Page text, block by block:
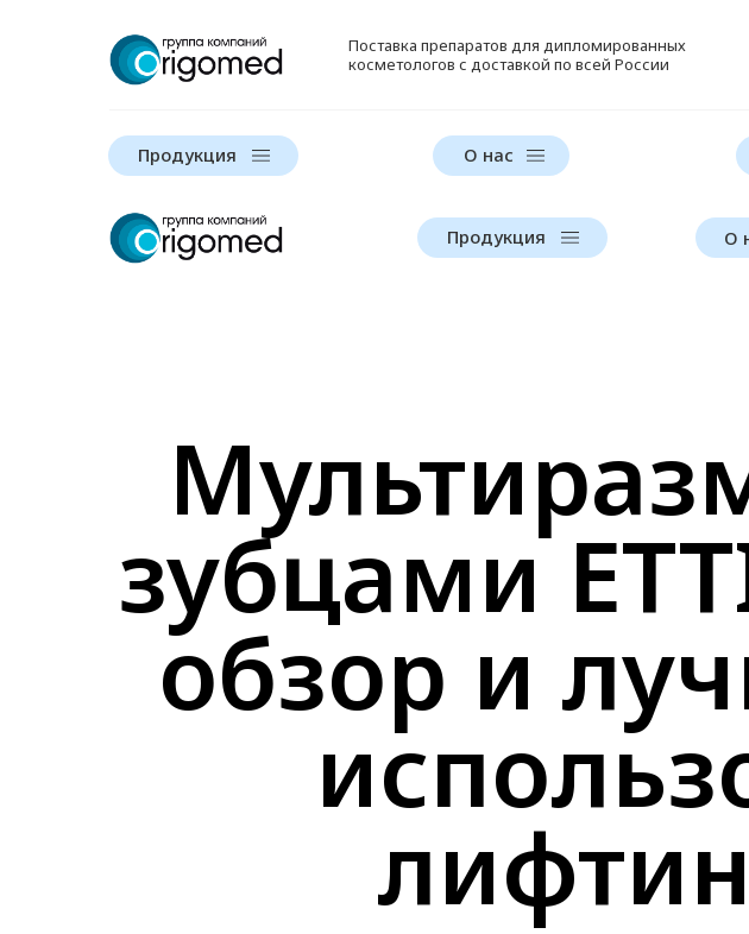
Поставка препаратов для дипломированных
косметологов с доставкой по всей России
Продукция О нас
Продукция О
зубцами
обзор и